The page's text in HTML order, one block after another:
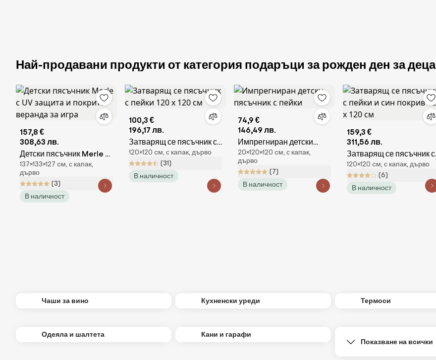
Най-продавани продукти от категория подаръци за рожден ден за деца
157,8 €
308,63 лв.
Детски пясъчник Merle с
UV защита и покрита
веранда за игра
137×133×127 cм, с капак,
дърво
(3)
В наличност
100,3 €
196,17 лв.
Затварящ се пясъчник с
пейки 120 х 120 см
120×120 cм, с капак, дърво
(31)
В наличност
74,9 €
146,49 лв.
Импрегниран детски
пясъчник с пейки
20×120×120 cм, с капак,
дърво
(7)
В наличност
159,3 €
311,56 лв.
Затварящ се пясъчник с
пейки и син покрив 120 х
120 см
120×120 cм, с капак, дърво
(6)
В наличност
Чаши за вино Кухненски уреди Термоси
Одеяла и шалтета
Кани и гарафи
Показване на всички